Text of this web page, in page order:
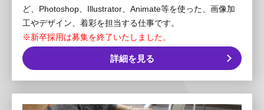
ど、Photoshop、Illustrator、Animate等を使った、画像加
工やデザイン、着彩を担当する仕事です。
※新卒採用は募集を終了いたしました。
詳細を見る